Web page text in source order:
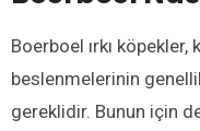
Boerboel ırkı köpekler,
beslenmelerinin
gereklidir. Bunun için